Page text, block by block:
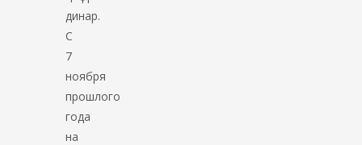
динар.
С
7
ноября
прошлого
года
на